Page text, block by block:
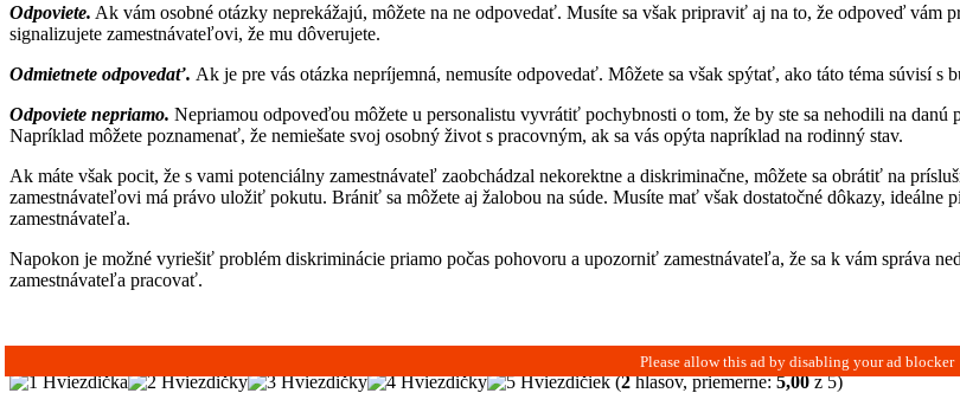
Odpoviete. Ak vám osobné otázky neprekážajú, môžete na ne odpovedať. Musíte sa však pripraviť aj na to, že odpoveď
signalizujete zamestnávateľovi, že mu dôverujete.
Odmietnete odpovedať. Ak je pre vás otázka nepríjemná, nemusíte odpovedať. Môžete sa však spýtať, ako táto téma súvisí s
Odpoviete nepriamo. Nepriamou odpoveďou môžete u personalistu vyvrátiť pochybnosti o tom, že by ste sa nehodili na
Napríklad môžete poznamenať, že nemiešate svoj osobný život s pracovným, ak sa vás opýta napríklad na rodinný stav.
Ak máte však pocit, že s vami potenciálny zamestnávateľ zaobchádzal nekorektne a diskriminačne, môžete sa obrátiť na
zamestnávateľovi má právo uložiť pokutu. Brániť sa môžete aj žalobou na súde. Musíte mať však dostatočné dôkazy,
zamestnávateľa.
Napokon je možné vyriešiť problém diskriminácie priamo počas pohovoru a upozorniť zamestnávateľa, že sa k vám správa
zamestnávateľa pracovať.
(2hlasov, priemerne:5,00z 5)